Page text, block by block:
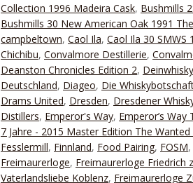
Collection 1996 Madeira Cask, Bushmills
Bushmills 30 New American Oak 1991
campbeltown, Caol Ila, Caol Ila 30 SMWS
Chichibu, Convalmore Destillerie,
Deanston Chronicles Edition 2,
Deutschland, Diageo, Die
Drams United, Dresden, Dresdener
Distillers, Emperor's Way, Emperor’s
7 Jahre - 2015 Master Edition The Wanted
Fesslermill, Finnland, Food Pairing, FOSM,
Freimaurerloge, Freimaurerloge Friedrich
Vaterlandsliebe Koblenz, Freimaurerloge